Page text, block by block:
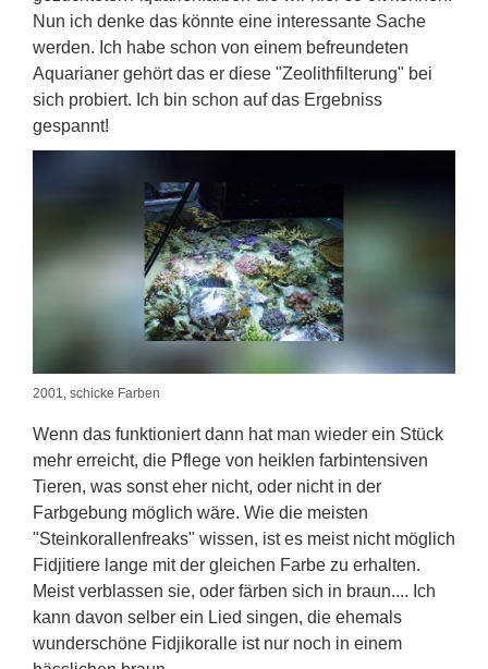
Nun ich denke das könnte eine interessante Sache
werden. Ich habe schon von einem befreundeten
Aquarianer gehört das er diese "Zeolithfilterung" bei
sich probiert. Ich bin schon auf das Ergebniss
gespannt!
2001, schicke Farben
Wenn das funktioniert dann hat man wieder ein Stück
mehr erreicht, die Pflege von heiklen farbintensiven
Tieren, was sonst eher nicht, oder nicht in der
Farbgebung möglich wäre. Wie die meisten
"Steinkorallenfreaks" wissen, ist es meist nicht möglich
Fidjitiere lange mit der gleichen Farbe zu erhalten.
Meist verblassen sie, oder färben sich in braun.... Ich
kann davon selber ein Lied singen, die ehemals
wunderschöne Fidjikoralle ist nur noch in einem